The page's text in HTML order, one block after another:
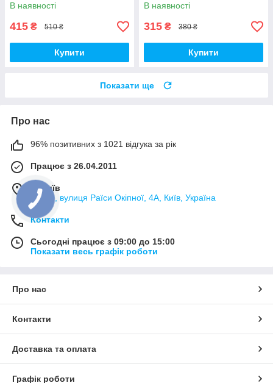
В наявності
415 ₴ 510 ₴
Купити
В наявності
315 ₴ 380 ₴
Купити
Показати ще
Про нас
96% позитивних з 1021 відгука за рік
Працює з 26.04.2011
м. Київ
02000, вулиця Раїси Окіпної, 4А, Київ, Україна
Контакти
Сьогодні працює з 09:00 до 15:00
Показати весь графік роботи
Про нас
Контакти
Доставка та оплата
Графік роботи